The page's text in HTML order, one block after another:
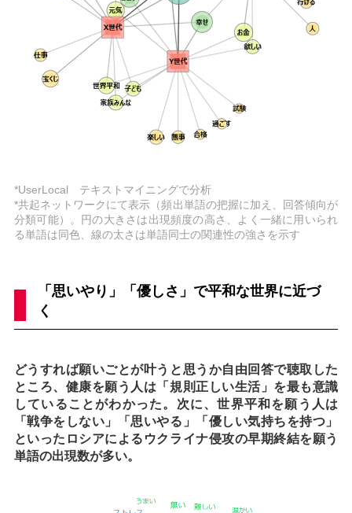
*UserLocal テキストマイニングで分析
*共起ネットワークにて表示（頻出単語の把握に加え、回答傾向が
分類可能）。円の大きさは出現頻度の高さ、よく一緒に用いられ
る単語は同色、線の太さは単語同士の関連性の強さを示す
「思いやり」「優しさ」で平和な世界に近づ
く
どうすれば願いごとが叶うと思うか自由回答で聴取した
ところ、健康を願う人は「規則正しい生活」を最も意識
していることがわかった。次に、世界平和を願う人は
「戦争をしない」「思いやる」「優しい気持ちを持つ」
といったロシアによるウクライナ侵攻の早期終結を願う
単語の出現数が多い。